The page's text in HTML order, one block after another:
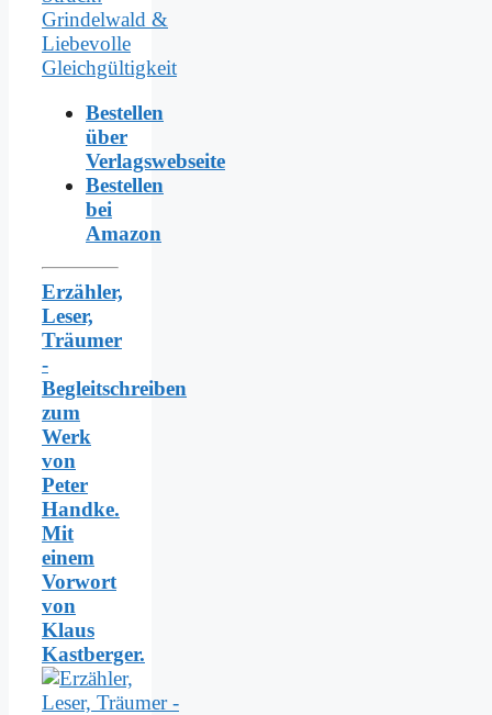
Bestellen
über
Verlagswebseite
Bestellen
bei
Amazon
Erzähler,
Leser,
Träumer
-
Begleitschreiben
zum
Werk
von
Peter
Handke.
Mit
einem
Vorwort
von
Klaus
Kastberger.